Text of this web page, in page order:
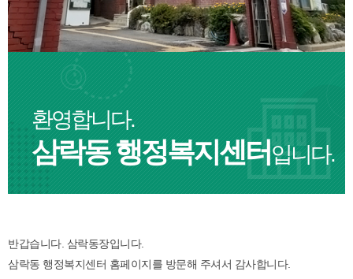
환영합니다.
삼락동 행정복지센터입니다.
반갑습니다. 삼락동장입니다.
삼락동 행정복지센터 홈페이지를 방문해 주셔서 감사합니다.